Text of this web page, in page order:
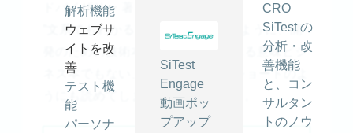
解析機能
ウェブサ
イトを改
善
テスト機
能
パーソナ
SiTest
Engage
動画ポッ
プアップ
CRO
SiTest の
分析・改
善機能
と、コン
サルタン
トのノウ
ドバイザリー 著）です。
”文系でもわかる”とタイトルにあるように、開
発のための技術本でもなければ、ある意味ビジ
ネス本でもない、21編のショートショートのよ
うにも読めてしまう平易な内容です。